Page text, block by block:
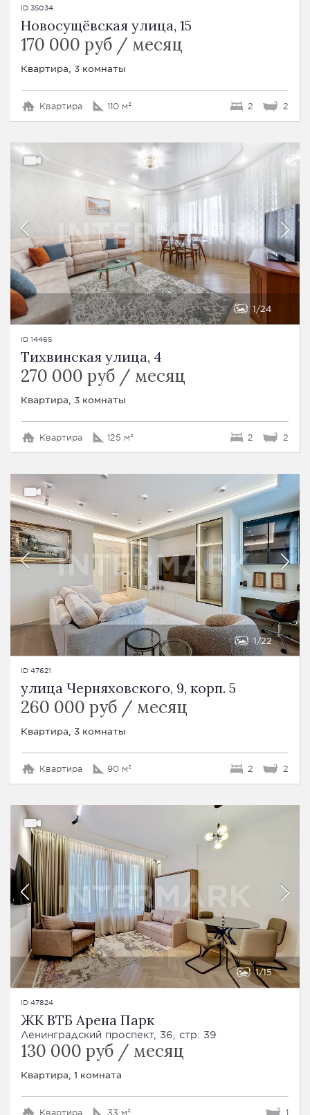
ID 35034
Новосущёвская улица, 15
170 000 руб / месяц
Квартира, 3 комнаты
Квартира 110 м² 2 2
1 24
ID 14465
Тихвинская улица, 4
270 000 руб / месяц
Квартира, 3 комнаты
Квартира 125 м² 2 2
1 22
ID 47621
улица Черняховского, 9, корп. 5
260 000 руб / месяц
Квартира, 3 комнаты
Квартира 90 м² 2 2
1 15
ID 47824
ЖК ВТБ Арена Парк
Ленинградский проспект, 36, стр. 39
130 000 руб / месяц
Квартира, 1 комната
Квартира 33 м² 1